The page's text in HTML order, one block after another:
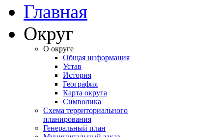
Главная
Округ
О округе
Общая информация
Устав
История
География
Карта округа
Символика
Схема территориального
планирования
Генеральный план